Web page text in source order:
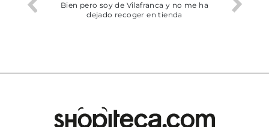
trobat
Bien pero soy de Vilafranca y no me ha
dejado recoger en tienda